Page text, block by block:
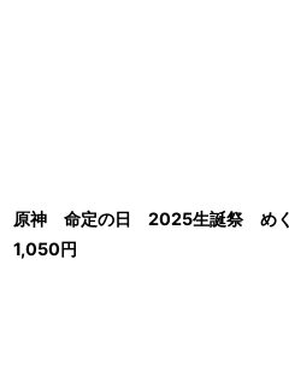
原神 命定の日 2025生誕祭 め
1,050円